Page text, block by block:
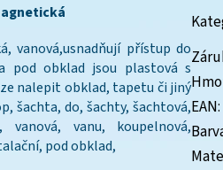
vanová,usnadňují přístup do
pod obklad jsou plastová s
nalepit obklad, tapetu či jiný
šachta, do, šachty, šachtová,
vanu, koupelnová,
pod obklad,
EAN: